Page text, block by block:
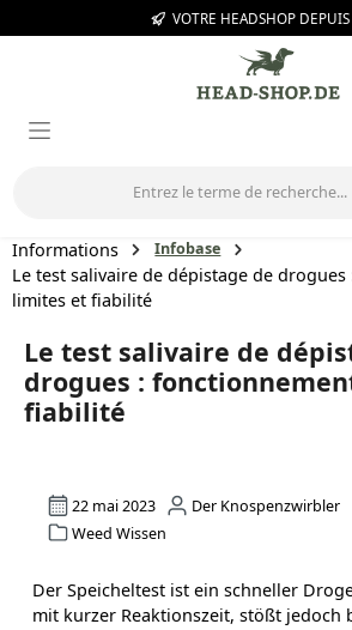
Passer au contenu principalVOTRE HEADSHOP
Informations Infobase
Le test salivaire de dépistage de
limites et fiabilité
Le test salivaire de
drogues :
fiabilité
22 mai 2023
Der Knospenzwirbler
Weed Wissen
Der Speicheltest ist ein schneller
mit kurzer Reaktionszeit, stößt jedoch